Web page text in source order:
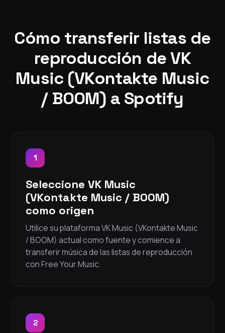
Cómo transferir listas de
reproducción de VK
Music (VKontakte Music
/ BOOM) a Spotify
1
Seleccione VK Music
(VKontakte Music / BOOM)
como origen
Utilice su plataforma VK Music (VKontakte Music
/ BOOM) actual como fuente y comience a
transferir música de las listas de reproducción
con Free Your Music.
2